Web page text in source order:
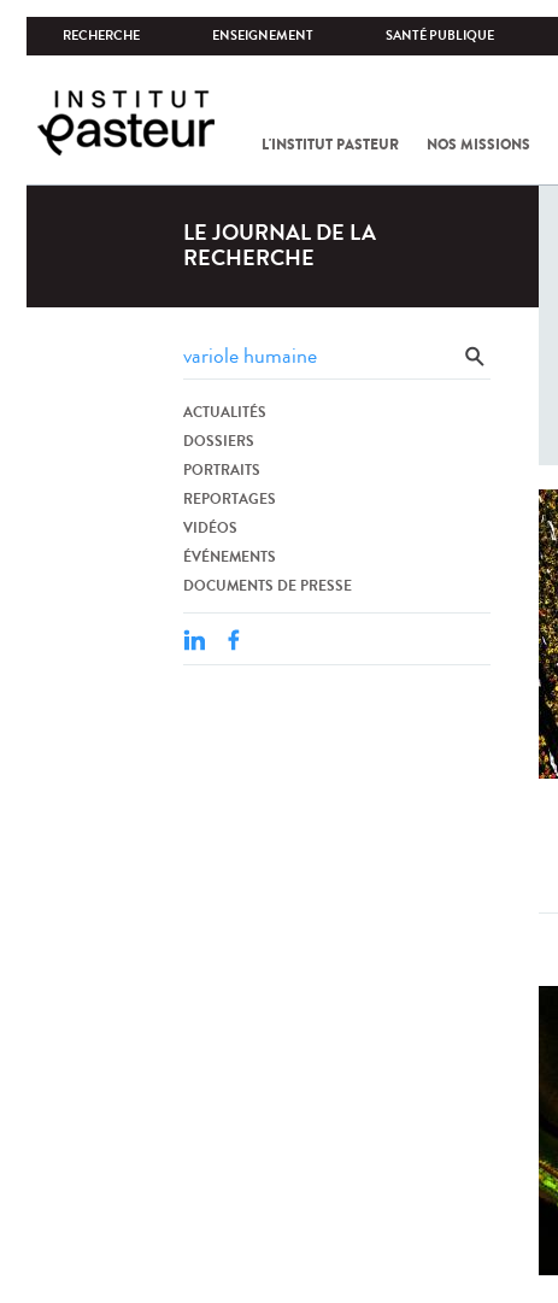
RECHERCHE ENSEIGNEMENT SANTÉ PUBLIQUE
L'INSTITUT PASTEUR NOS MISSIONS
LE JOURNAL DE LA
RECHERCHE
ACTUALITÉS
DOSSIERS
PORTRAITS
REPORTAGES
VIDÉOS
ÉVÉNEMENTS
DOCUMENTS DE PRESSE